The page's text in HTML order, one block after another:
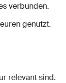
verbunden.
genutzt.
relevant sind.